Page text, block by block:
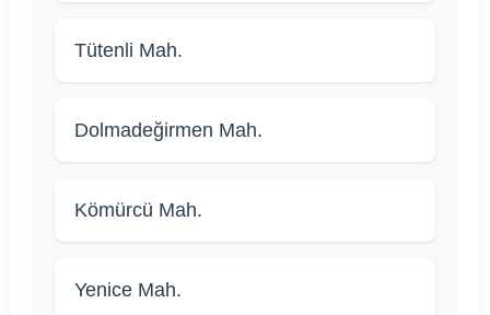
Tütenli Mah.
Dolmadeğirmen Mah.
Kömürcü Mah.
Yenice Mah.